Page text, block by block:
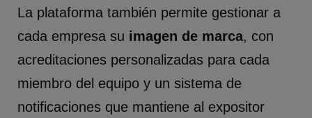
La plataforma también permite gestionar a
cada empresa su imagen de marca, con
acreditaciones personalizadas para cada
miembro del equipo y un sistema de
notificaciones que mantiene al expositor